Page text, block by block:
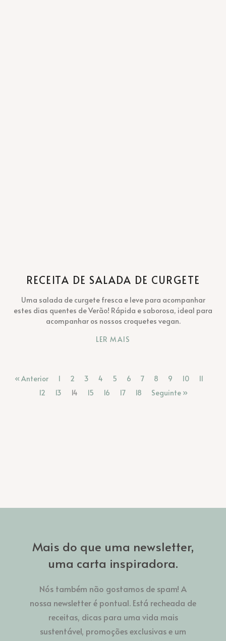
RECEITA DE SALADA DE CURGETE
Uma salada de curgete fresca e leve para acompanhar
estes dias quentes de Verão! Rápida e saborosa, ideal para
acompanhar os nossos croquetes vegan.
LER MAIS
« Anterior 1 2 3 4 5 6 7 8 9 10
11
12
13 14 15 16 17 18 Seguinte »
Mais do que uma newsletter,
uma carta inspiradora.
Nós também não gostamos de spam! A
nossa newsletter é pontual. Está recheada de
receitas, dicas para uma vida mais
sustentável, promoções exclusivas e um